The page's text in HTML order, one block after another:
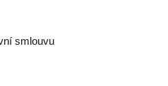
smlouvu